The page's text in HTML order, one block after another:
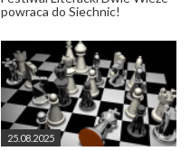
powraca do Siechnic!
25.08.2025